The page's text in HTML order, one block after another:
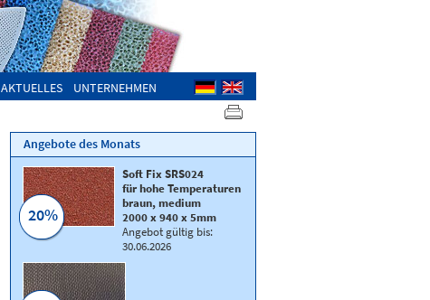
AKTUELLES UNTERNEHMEN
Angebote des Monats
Soft Fix SRS024
für hohe Temperaturen
braun, medium
2000 x 940 x 5mm
Angebot gültig bis:
30.06.2026
20%